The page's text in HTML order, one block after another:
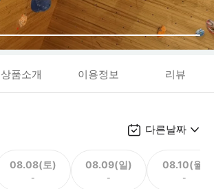
상품소개 이용정보 리뷰
다른날짜
08.08(토)
-
08.09(일)
-
08.10(월)
-